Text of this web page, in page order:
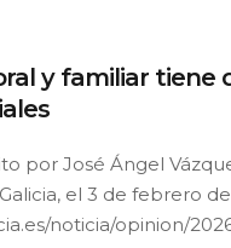
y familiar tiene
por José Ángel
el 3 de febrero
noticia/opinion/